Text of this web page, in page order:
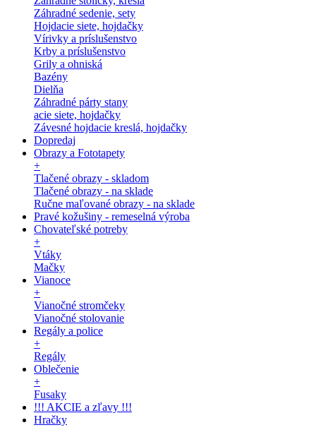
Záhradné sedenie, sety
Hojdacie siete, hojdačky
Vírivky a príslušenstvo
Krby a príslušenstvo
Grily a ohniská
Bazény
Dielňa
Záhradné párty stany
acie siete, hojdačky
Závesné hojdacie kreslá, hojdačky
Dopredaj
Obrazy a Fototapety
+
Tlačené obrazy - skladom
Tlačené obrazy - na sklade
Ručne maľované obrazy - na sklade
Pravé kožušiny - remeselná výroba
Chovateľské potreby
+
Vtáky
Mačky
Vianoce
+
Vianočné stromčeky
Vianočné stolovanie
Regály a police
+
Regály
Oblečenie
+
Fusaky
!!! AKCIE a zľavy !!!
Hračky